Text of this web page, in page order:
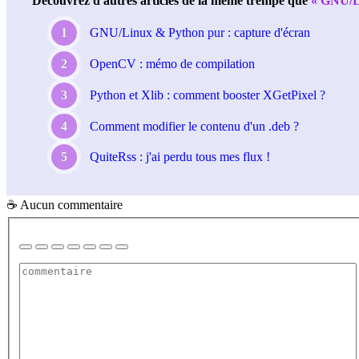
GNU/Linux & Python pur : capture d'écran
OpenCV : mémo de compilation
Python et Xlib : comment booster XGetPixel ?
Comment modifier le contenu d'un .deb ?
QuiteRss : j'ai perdu tous mes flux !
☕ Aucun commentaire